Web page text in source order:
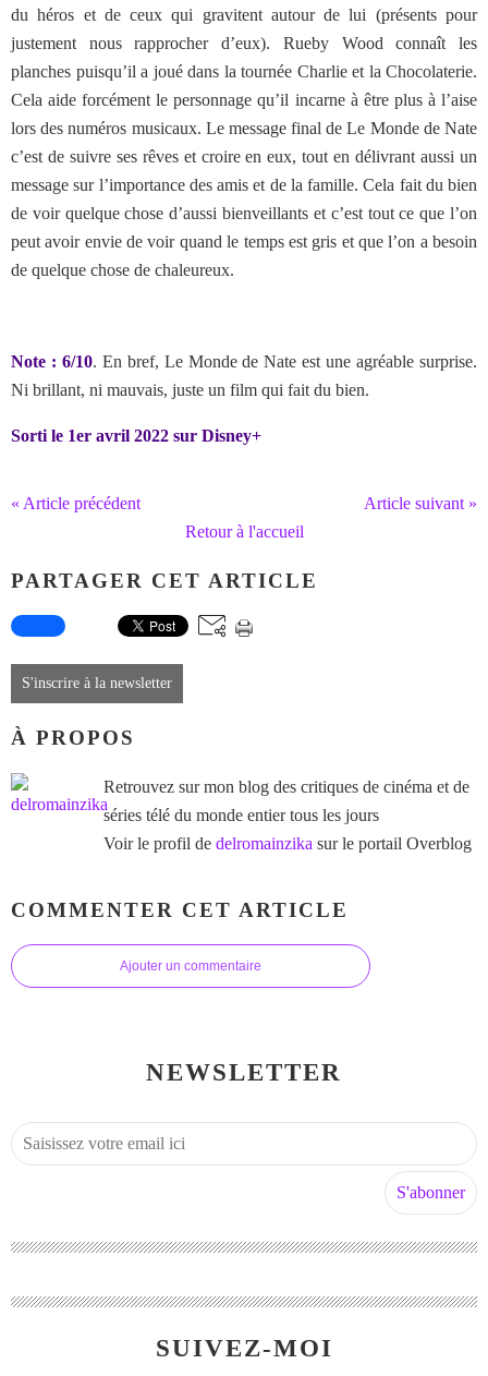
du héros et de ceux qui gravitent autour de lui (présents pour
justement nous rapprocher d’eux). Rueby Wood connaît les
planches puisqu’il a joué dans la tournée Charlie et la Chocolaterie.
Cela aide forcément le personnage qu’il incarne à être plus à l’aise
lors des numéros musicaux. Le message final de Le Monde de Nate
c’est de suivre ses rêves et croire en eux, tout en délivrant aussi un
message sur l’importance des amis et de la famille. Cela fait du bien
de voir quelque chose d’aussi bienveillants et c’est tout ce que l’on
peut avoir envie de voir quand le temps est gris et que l’on a besoin
de quelque chose de chaleureux.
Note : 6/10. En bref, Le Monde de Nate est une agréable surprise.
Ni brillant, ni mauvais, juste un film qui fait du bien.
Sorti le 1er avril 2022 sur Disney+
« Article précédent
Article suivant »
Retour à l'accueil
PARTAGER CET ARTICLE
S'inscrire à la newsletter
À PROPOS
Retrouvez sur mon blog des critiques de cinéma et de
séries télé du monde entier tous les jours
Voir le profil de delromainzika sur le portail Overblog
COMMENTER CET ARTICLE
Ajouter un commentaire
NEWSLETTER
SUIVEZ-MOI